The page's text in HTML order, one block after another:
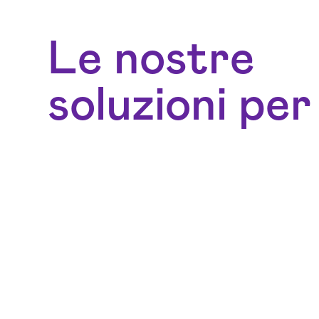
Le nostre
soluzioni